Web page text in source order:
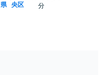
県
央区
分